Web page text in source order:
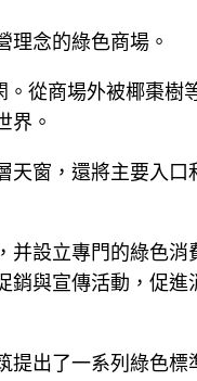
理念的綠色商場。
從商場外被椰棗
界。
窗，還將主要入
設立專門的綠色
與宣傳活動，促
出了一系列綠色